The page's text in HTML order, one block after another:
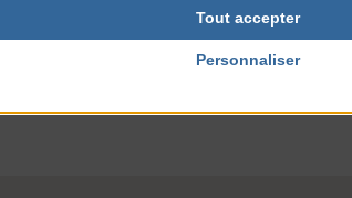
Tout accepter
Personnaliser